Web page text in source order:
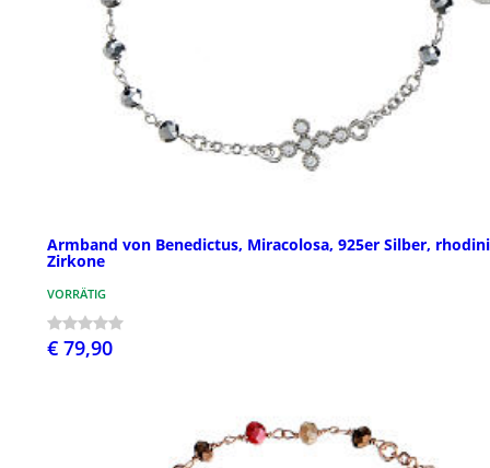
Armband von Benedictus, Miracolosa, 925er Silber,
Zirkone
VORRÄTIG
€ 79,90